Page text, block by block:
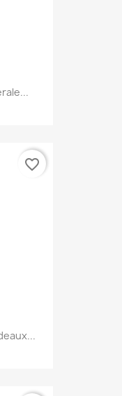
favorite_border